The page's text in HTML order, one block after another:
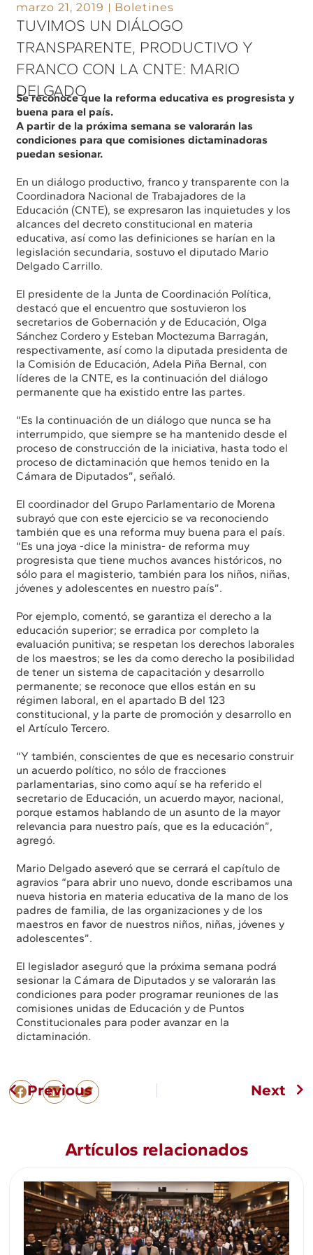
marzo 21, 2019 Boletines
TUVIMOS UN DIÁLOGO
TRANSPARENTE, PRODUCTIVO Y
FRANCO CON LA CNTE: MARIO
DELGADO
Se reconoce que la reforma educativa es progresista y
buena para el país.
A partir de la próxima semana se valorarán las
condiciones para que comisiones dictaminadoras
puedan sesionar.
En un diálogo productivo, franco y transparente con la
Coordinadora Nacional de Trabajadores de la
Educación (CNTE), se expresaron las inquietudes y los
alcances del decreto constitucional en materia
educativa, así como las definiciones se harían en la
legislación secundaria, sostuvo el diputado Mario
Delgado Carrillo.
El presidente de la Junta de Coordinación Política,
destacó que el encuentro que sostuvieron los
secretarios de Gobernación y de Educación, Olga
Sánchez Cordero y Esteban Moctezuma Barragán,
respectivamente, así como la diputada presidenta de
la Comisión de Educación, Adela Piña Bernal, con
líderes de la CNTE, es la continuación del diálogo
permanente que ha existido entre las partes.
“Es la continuación de un diálogo que nunca se ha
interrumpido, que siempre se ha mantenido desde el
proceso de construcción de la iniciativa, hasta todo el
proceso de dictaminación que hemos tenido en la
Cámara de Diputados”, señaló.
El coordinador del Grupo Parlamentario de Morena
subrayó que con este ejercicio se va reconociendo
también que es una reforma muy buena para el país.
“Es una joya -dice la ministra- de reforma muy
progresista que tiene muchos avances históricos, no
sólo para el magisterio, también para los niños, niñas,
jóvenes y adolescentes en nuestro país”.
Por ejemplo, comentó, se garantiza el derecho a la
educación superior; se erradica por completo la
evaluación punitiva; se respetan los derechos laborales
de los maestros; se les da como derecho la posibilidad
de tener un sistema de capacitación y desarrollo
permanente; se reconoce que ellos están en su
régimen laboral, en el apartado B del 123
constitucional, y la parte de promoción y desarrollo en
el Artículo Tercero.
“Y también, conscientes de que es necesario construir
un acuerdo político, no sólo de fracciones
parlamentarias, sino como aquí se ha referido el
secretario de Educación, un acuerdo mayor, nacional,
porque estamos hablando de un asunto de la mayor
relevancia para nuestro país, que es la educación”,
agregó.
Mario Delgado aseveró que se cerrará el capítulo de
agravios “para abrir uno nuevo, donde escribamos una
nueva historia en materia educativa de la mano de los
padres de familia, de las organizaciones y de los
maestros en favor de nuestros niños, niñas, jóvenes y
adolescentes”.
El legislador aseguró que la próxima semana podrá
sesionar la Cámara de Diputados y se valorarán las
condiciones para poder programar reuniones de las
comisiones unidas de Educación y de Puntos
Constitucionales para poder avanzar en la
dictaminación.
Previous Next
Artículos relacionados